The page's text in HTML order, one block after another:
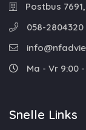
Postbus
058-2804320
Ma - Vr 9:00 -
Snelle Links